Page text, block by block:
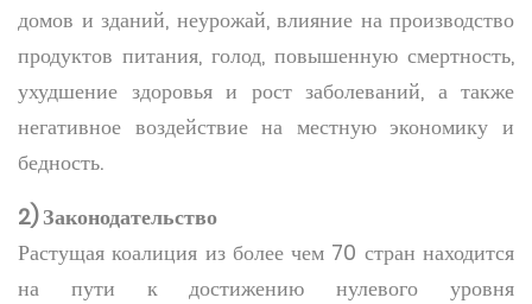
домов и зданий, неурожай, влияние на производство
продуктов питания, голод, повышенную смертность,
ухудшение здоровья и рост заболеваний, а также
негативное воздействие на местную экономику и
бедность.
2) Законодательство
Растущая коалиция из более чем 70 стран находится
на пути к достижению нулевого уровня